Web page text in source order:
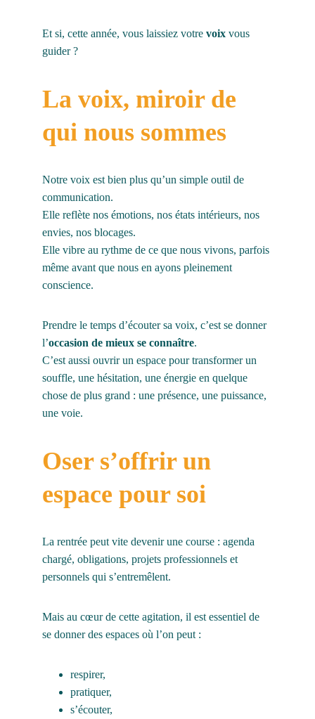
Et si, cette année, vous laissiez votre voix vous
guider ?
La voix, miroir de
qui nous sommes
Notre voix est bien plus qu’un simple outil de
communication.
Elle reflète nos émotions, nos états intérieurs, nos
envies, nos blocages.
Elle vibre au rythme de ce que nous vivons, parfois
même avant que nous en ayons pleinement
conscience.
Prendre le temps d’écouter sa voix, c’est se donner
l’occasion de mieux se connaître.
C’est aussi ouvrir un espace pour transformer un
souffle, une hésitation, une énergie en quelque
chose de plus grand : une présence, une puissance,
une voie.
Oser s’offrir un
espace pour soi
La rentrée peut vite devenir une course : agenda
chargé, obligations, projets professionnels et
personnels qui s’entremêlent.
Mais au cœur de cette agitation, il est essentiel de
se donner des espaces où l’on peut :
respirer,
pratiquer,
s’écouter,